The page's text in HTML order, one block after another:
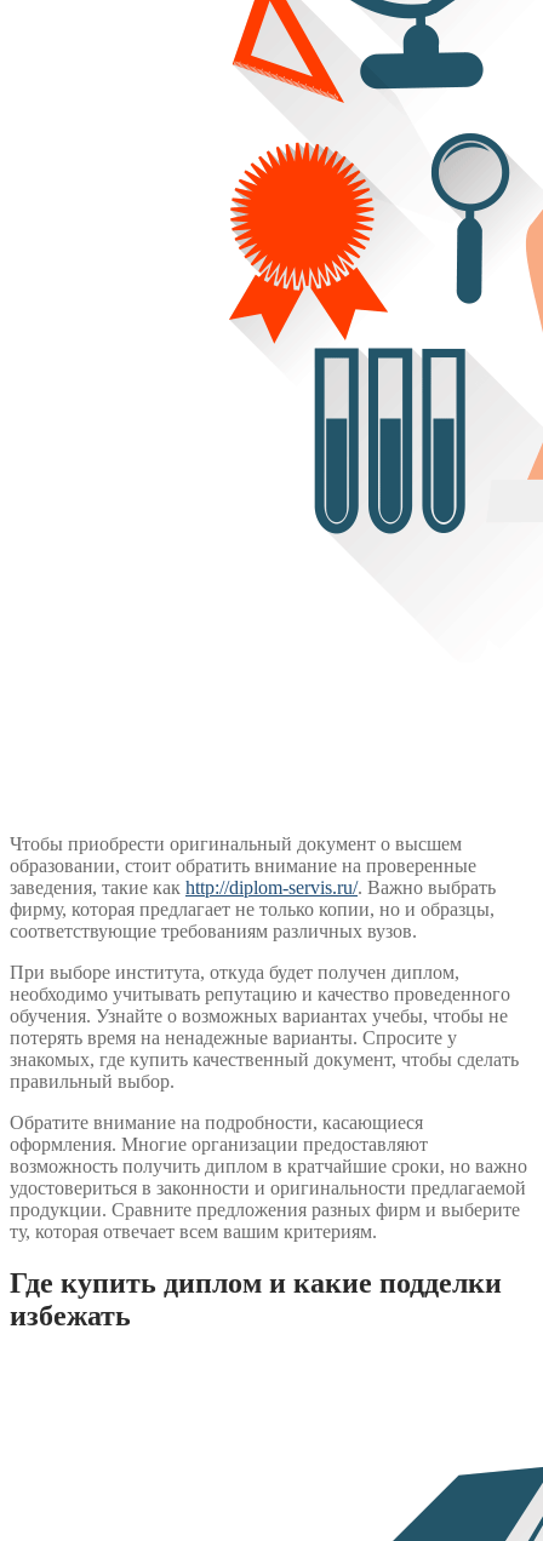
Чтобы приобрести оригинальный документ о высшем
образовании, стоит обратить внимание на проверенные
заведения, такие как http://diplom-servis.ru/. Важно выбрать
фирму, которая предлагает не только копии, но и образцы,
соответствующие требованиям различных вузов.
При выборе института, откуда будет получен диплом,
необходимо учитывать репутацию и качество проведенного
обучения. Узнайте о возможных вариантах учебы, чтобы не
потерять время на ненадежные варианты. Спросите у
знакомых, где купить качественный документ, чтобы сделать
правильный выбор.
Обратите внимание на подробности, касающиеся
оформления. Многие организации предоставляют
возможность получить диплом в кратчайшие сроки, но важно
удостовериться в законности и оригинальности предлагаемой
продукции. Сравните предложения разных фирм и выберите
ту, которая отвечает всем вашим критериям.
Где купить диплом и какие подделки
избежать